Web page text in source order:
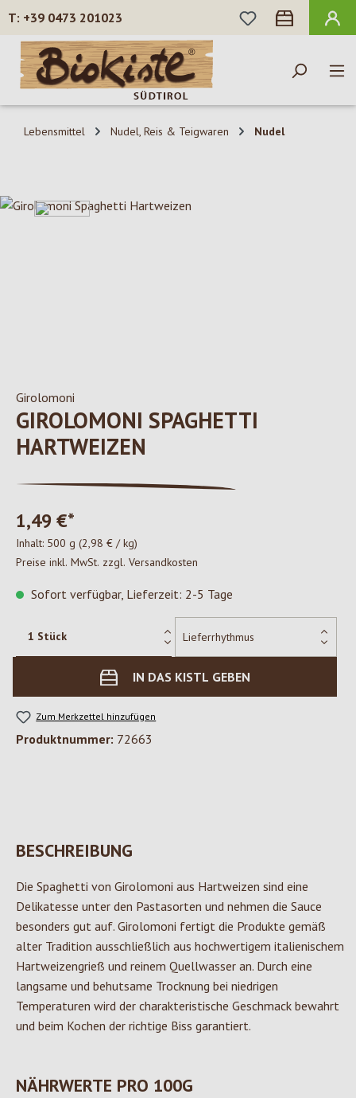
Zum Hauptinhalt springen
+39 0473 201023
DU HAST 0
Lebensmittel Nudel, Reis & Teigwaren Nudel
Bildergalerie überspringen
Girolomoni
GIROLOMONI SPAGHETTI
HARTWEIZEN
1,49 €*
Inhalt: 500 g (2,98 € / kg)
Preise inkl. MwSt. zzgl. Versandkosten
Sofort verfügbar, Lieferzeit: 2-5 Tage
IN DAS KISTL GEBEN
Zum Merkzettel hinzufügen
Produktnummer: 72663
BESCHREIBUNG
Die Spaghetti von Girolomoni aus Hartweizen sind eine
Delikatesse unter den Pastasorten und nehmen die Sauce
besonders gut auf. Girolomoni fertigt die Produkte gemäß
alter Tradition ausschließlich aus hochwertigem italienischem
Hartweizengrieß und reinem Quellwasser an. Durch eine
langsame und behutsame Trocknung bei niedrigen
Temperaturen wird der charakteristische Geschmack bewahrt
und beim Kochen der richtige Biss garantiert.
NÄHRWERTE PRO 100G